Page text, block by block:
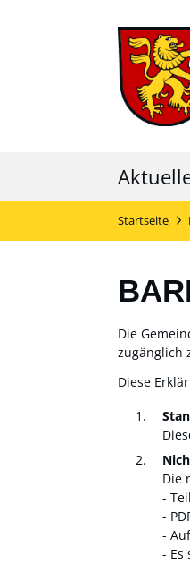
Startseite
Die
zugänglich
Diese
Die
-
-
-
- Es